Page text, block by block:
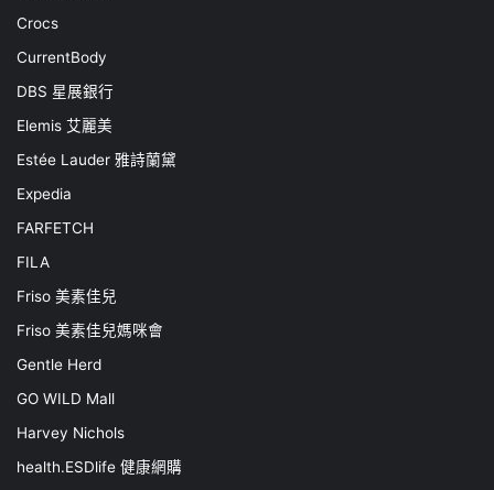
Crocs
CurrentBody
DBS 星展銀行
Elemis 艾麗美
Estée Lauder 雅詩蘭黛
Expedia
FARFETCH
FILA
Friso 美素佳兒
Friso 美素佳兒媽咪會
Gentle Herd
GO WILD Mall
Harvey Nichols
health.ESDlife 健康網購